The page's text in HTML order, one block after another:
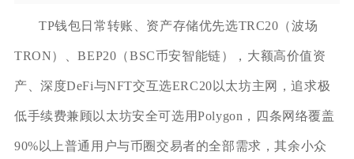
TP钱包日常转账、资产存储优先选TRC20（波场
TRON）、BEP20（BSC币安智能链），大额高价值资
产、深度DeFi与NFT交互选ERC20以太坊主网，追求极
低手续费兼顾以太坊安全可选用Polygon，四条网络覆盖
90%以上普通用户与币圈交易者的全部需求，其余小众